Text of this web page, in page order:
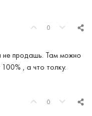
0
не продашь. Там можно
, а что толку.
0